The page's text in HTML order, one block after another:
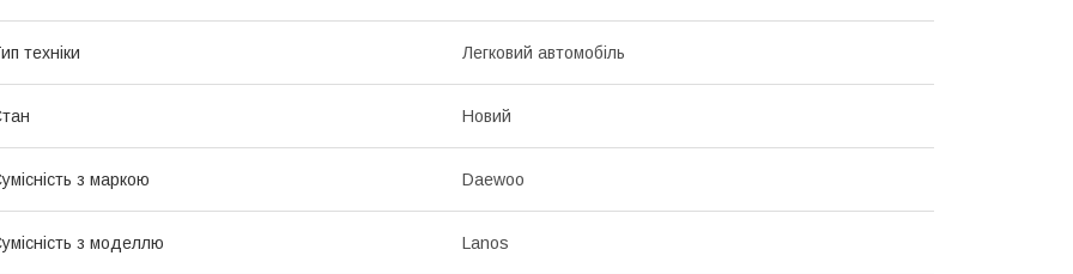
техніки Легковий автомобіль
Новий
з маркою Daewoo
з моделлю Lanos